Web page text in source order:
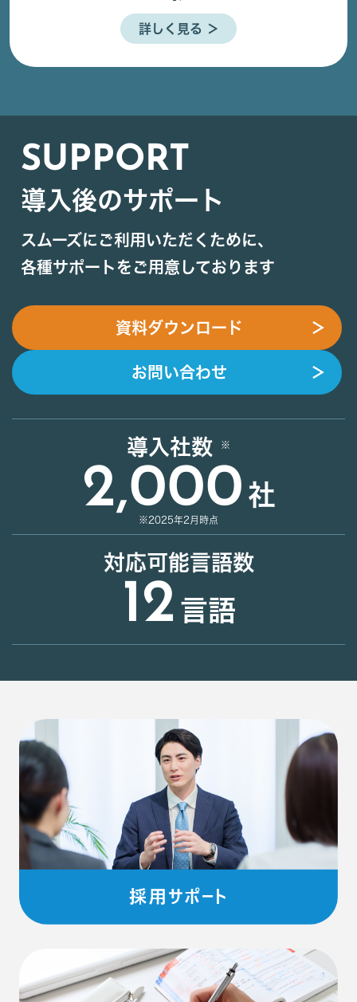
詳しく見る ＞
SUPPORT
導入後のサポート
スムーズにご利用いただくために、
各種サポートをご用意しております
資料ダウンロード ＞
お問い合わせ ＞
導入社数
2,000 社
※2025年2月時点
対応可能言語数
12 言語